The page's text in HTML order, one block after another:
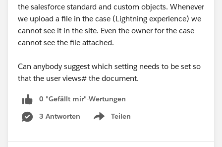
the salesforce standard and custom objects. Whenever
we upload a file in the case (Lightning experience) we
cannot see it in the site. Even the owner for the case
cannot see the file attached.
Can anybody suggest which setting needs to be set so
that the user views# the document.
0 "Gefällt mir"-Wertungen
3 Antworten
Teilen
Show menu